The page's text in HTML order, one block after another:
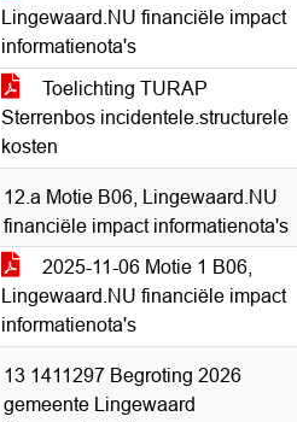
Lingewaard.NU financiële impact
informatienota's
Toelichting TURAP
Sterrenbos incidentele.structurele
kosten
12.a Motie B06, Lingewaard.NU
financiële impact informatienota's
2025-11-06 Motie 1 B06,
Lingewaard.NU financiële impact
informatienota's
13 1411297 Begroting 2026
gemeente Lingewaard